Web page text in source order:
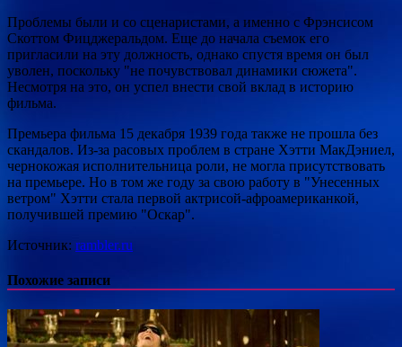
Проблемы были и со сценаристами, а именно с Фрэнсисом
Скоттом Фицджеральдом. Еще до начала съемок его
пригласили на эту должность, однако спустя время он был
уволен, поскольку "не почувствовал динамики сюжета".
Несмотря на это, он успел внести свой вклад в историю
фильма.
Премьера фильма 15 декабря 1939 года также не прошла без
скандалов. Из-за расовых проблем в стране Хэтти МакДэниел,
чернокожая исполнительница роли, не могла присутствовать
на премьере. Но в том же году за свою работу в "Унесенных
ветром" Хэтти стала первой актрисой-афроамериканкой,
получившей премию "Оскар".
Источник: rambler.ru
Похожие записи